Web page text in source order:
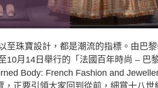
至珠寶設計，都是潮流的指標。由巴
10月14日舉行的「法國百年時尚 – 巴
Body: French Fashion and